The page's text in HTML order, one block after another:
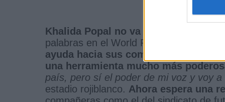
Khalida Popal no va a dejar de luchar
palabras en el World Football Sumit
ayuda hacia sus compatriotas no
una herramienta mucho más
país, pero sí el poder de mi voz y voy a
estadio rojiblanco. Ahora espera una